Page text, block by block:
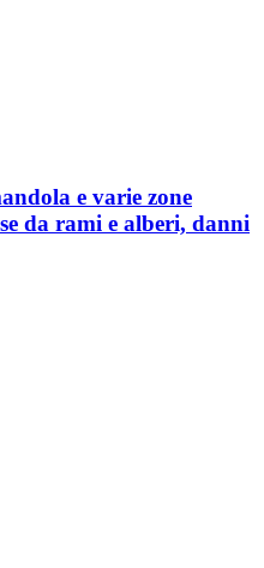
e varie zone
da rami e alberi, danni